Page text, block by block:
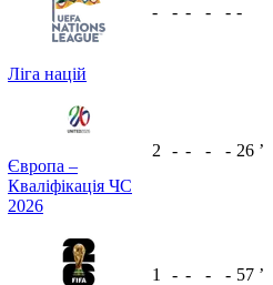
Ліга націй
- - - - - -
Європа –
Кваліфікація ЧС
2026
2 - - - - 26 ʼ
1 - - - - 57 ʼ